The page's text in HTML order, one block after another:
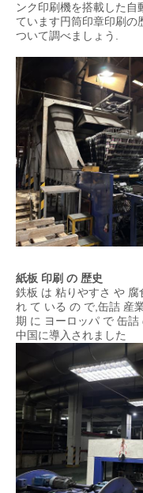
ンク印刷機を搭載した自
ています円筒印章印刷の
ついて調べましょう.
紙板 印刷 の 歴史
鉄板 は 粘りやすさ や
れ て いる の で,缶詰 産
期 に ヨーロッパ で 缶
中国に導入されました